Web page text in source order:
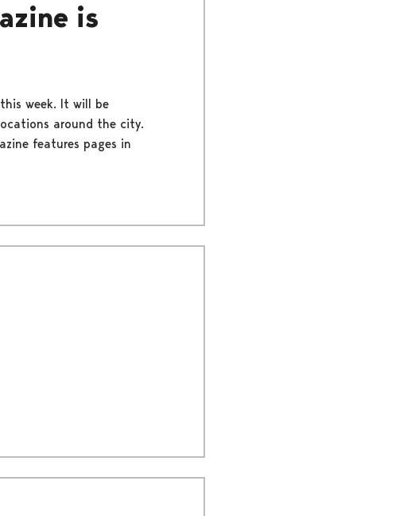
is
week. It will be
around the city.
features pages in